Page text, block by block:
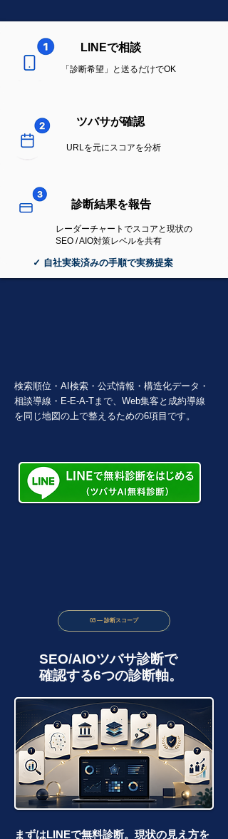
LINEで相談
「診断希望」と送るだけでOK
ツバサが確認
URLを元にスコアを分析
診断結果を報告
レーダーチャートでスコアと現状の
SEO / AIO対策レベルを共有
✓ 自社実装済みの手順で実務提案
検索順位・AI検索・公式情報・構造化データ・
相談導線・E-E-A-Tまで、Web集客と成約導線
を同じ地図の上で整えるための6項目です。
03 — 診断スコープ
SEO/AIOツバサ診断で
確認する6つの診断軸。
まずはLINEで無料診断。現状の見え方を